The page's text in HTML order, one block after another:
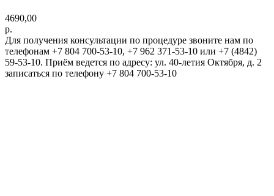
4690,00
р.
Для получения консультации по процедуре звоните нам по
телефонам +7 804 700-53-10, +7 962 371-53-10 или +7 (4842)
59-53-10. Приём ведется по адресу: ул. 40-летия Октября, д. 2
записаться по телефону +7 804 700-53-10